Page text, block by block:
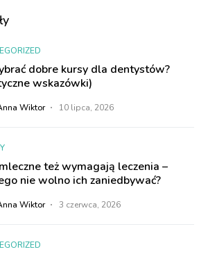
dobre kursy dla dentystów?
wskazówki)
Wiktor 10 lipca, 2026
też wymagają leczenia –
nie wolno ich zaniedbywać?
Wiktor 3 czerwca, 2026